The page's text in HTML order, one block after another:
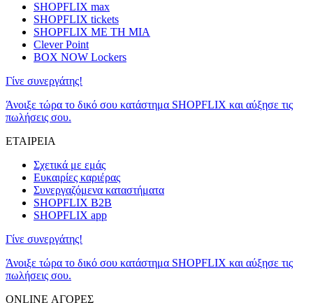
SHOPFLIX max
SHOPFLIX tickets
SHOPFLIX ΜΕ ΤΗ ΜΙΑ
Clever Point
BOX NOW Lockers
Γίνε συνεργάτης!
Άνοιξε τώρα το δικό σου κατάστημα SHOPFLIX και αύξησε τις
πωλήσεις σου.
ΕΤΑΙΡΕΙΑ
Σχετικά με εμάς
Ευκαιρίες καριέρας
Συνεργαζόμενα καταστήματα
SHOPFLIX B2B
SHOPFLIX app
Γίνε συνεργάτης!
Άνοιξε τώρα το δικό σου κατάστημα SHOPFLIX και αύξησε τις
πωλήσεις σου.
ONLINE ΑΓΟΡΕΣ